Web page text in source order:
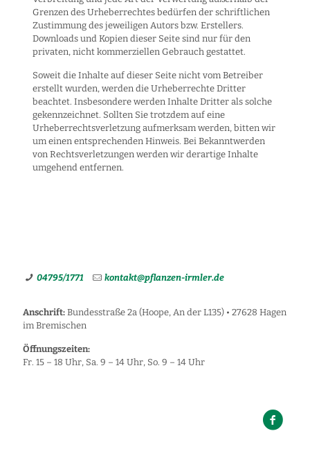
Grenzen des Urheberrechtes bedürfen der schriftlichen
Zustimmung des jeweiligen Autors bzw. Erstellers.
Downloads und Kopien dieser Seite sind nur für den
privaten, nicht kommerziellen Gebrauch gestattet.
Soweit die Inhalte auf dieser Seite nicht vom Betreiber
erstellt wurden, werden die Urheberrechte Dritter
beachtet. Insbesondere werden Inhalte Dritter als solche
gekennzeichnet. Sollten Sie trotzdem auf eine
Urheberrechtsverletzung aufmerksam werden, bitten wir
um einen entsprechenden Hinweis. Bei Bekanntwerden
von Rechtsverletzungen werden wir derartige Inhalte
umgehend entfernen.
04795/1771 kontakt@pflanzen-irmler.de
Anschrift: Bundesstraße 2a (Hoope, An der L135) • 27628 Hagen
im Bremischen
Öffnungszeiten:
Fr. 15 – 18 Uhr, Sa. 9 – 14 Uhr, So. 9 – 14 Uhr